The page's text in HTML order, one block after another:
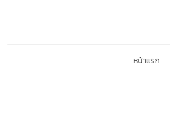
หน้าแรก